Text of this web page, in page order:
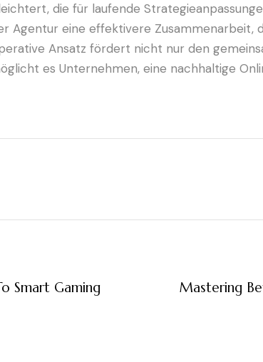
die für laufende
Agentur eine effektivere Zusammenarbeit,
Ansatz fördert nicht nur den
es Unternehmen, eine nachhaltige
Smart Gaming
Mastering